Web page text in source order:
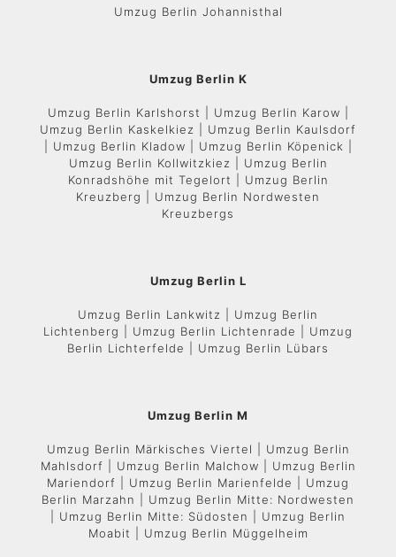
Umzug Berlin Johannisthal
Umzug Berlin K
Umzug Berlin Karlshorst | Umzug Berlin Karow |
Umzug Berlin Kaskelkiez | Umzug Berlin Kaulsdorf
| Umzug Berlin Kladow | Umzug Berlin Köpenick |
Umzug Berlin Kollwitzkiez | Umzug Berlin
Konradshöhe mit Tegelort | Umzug Berlin
Kreuzberg | Umzug Berlin Nordwesten
Kreuzbergs
Umzug Berlin L
Umzug Berlin Lankwitz | Umzug Berlin
Lichtenberg | Umzug Berlin Lichtenrade | Umzug
Berlin Lichterfelde | Umzug Berlin Lübars
Umzug Berlin M
Umzug Berlin Märkisches Viertel | Umzug Berlin
Mahlsdorf | Umzug Berlin Malchow | Umzug Berlin
Mariendorf | Umzug Berlin Marienfelde | Umzug
Berlin Marzahn | Umzug Berlin Mitte: Nordwesten
| Umzug Berlin Mitte: Südosten | Umzug Berlin
Moabit | Umzug Berlin Müggelheim